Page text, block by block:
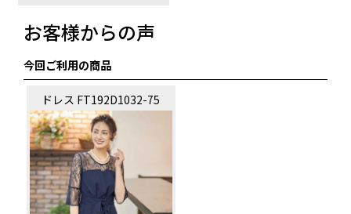
お客様からの声
今回ご利用の商品
ドレス FT192D1032-75